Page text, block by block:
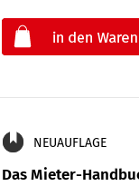
NEUAUFLAGE
Das Mieter-